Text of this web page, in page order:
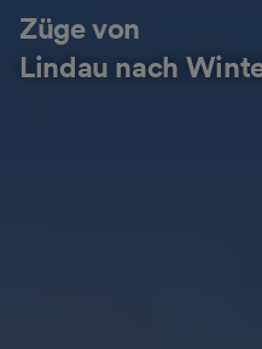
Züge von
Lindau nach